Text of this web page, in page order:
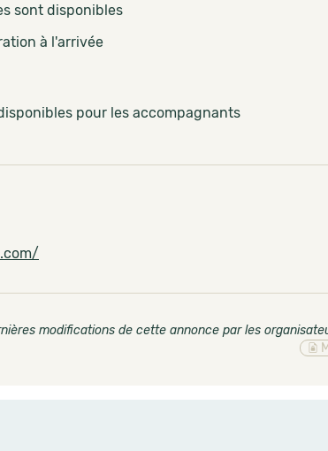
sont disponibles
à l'arrivée
pour les accompagnants
modifications de cette annonce par les